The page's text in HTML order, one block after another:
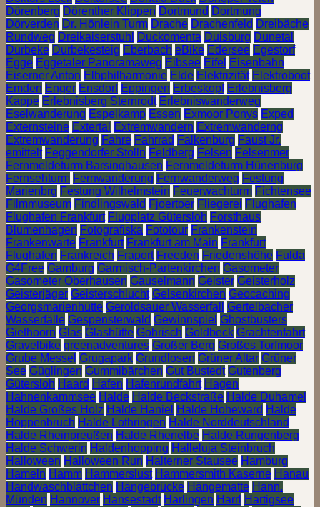
Dörenberg Dörenther Klippen Dortmund Dortmung
Dörverden Dr. Hönlein Turm Drache Drachenfeld Dreibäche
Rundweg Dreikaiserstuhl Duckomenta Duisburg Dunetal
Durbeke Durbekesteig Eberbach eBike Edersee Egestorf
Egge Eggetaler Panoramaweg Eibsee Eifel Eisenbahn
Eiserner Anton Elbphilharmonie Elde Elektrizität Elektroboot
Emden Enger Ensdorf Eppingen Erbeskopf Erlebnisberg
Kappe Erlebnisberg Sternrodt Erlebniswanderweg
Eselwanderung Espelkamp Essen Exmoor Ponys Exped
Externsteine Extertal Extremwandern Extremwanderng
Extremwanderung Fähre Fahrrad Falkenburg Faust Jr.
emittelt Feggendorfer Stolln Feldberg Felsen Felsenmer
Fernmeldeturm Barsinghausen Fernmeldeturm Hünenburg
Fernsehturm Fernwanderung Fernwanderweg Festung
Marienbrg Festung Wilhelmstein Feuerwachturm Fichtensee
Filmmuseum Findlingswald Fjoertoer Fliegerei Flughafen
Flughafen Frankfurt Flugplatz Gütersloh Forsthaus
Blumenhagen Fotografiska Fototour Frankenstein
Frankenwarte Frankfurt Frankfurt am Main Frankfurt
Flughafen Frankreich Fraport Freeden Friedenshöhe Fulda
G4Free Gamburg Garmisch-Partenkirchen Gasometer
Gasometer Oberhausen Gauselmann Geister Geisterholz
Geisterjäger Geisterschlucht Gelsenkirchen Geocaching
Georgsmarienhütte Geroldsauer Wasserfall
Gertelbacher
Wasserfälle Gespensterwald Gewinnspiel Ghostbusters
Giethoorn Glas Glashütte Gohrisch Goldbeck Grachtenfahrt
Gravelbike greenadventures Großer Berg Großes Torfmoor
Grube Messel Grugapark Grundlosen Grüner Altar Grüner
See Güglingen Gummibärchen Gut Bustedt Gutenberg
Gütersloh Haard Hafen Hafenrundfahrt Hagen
Hahnenkammsee Halde Halde Beckstraße Halde Duhamel
Halde Großes Holz Halde Haniel Halde Hoheward Halde
Hoppenbruch Halde Lothringen Halde Norddeutschland
Halde Rheinpreußen Halde Rhenelbe Halde Rungenberg
Halde Schwerin Haldenhopping Halleluja Steinbruch
Halloween Halloween Run Halterner Stausee Hamburg
Hameln Hamm Hammerslust Hammersmith Kaserne Hanau
Handwaschblättchen Hängebrücke Hängematte Hann.
Münden Hannover Hansestadt Harlingen Harrl Hartigsee